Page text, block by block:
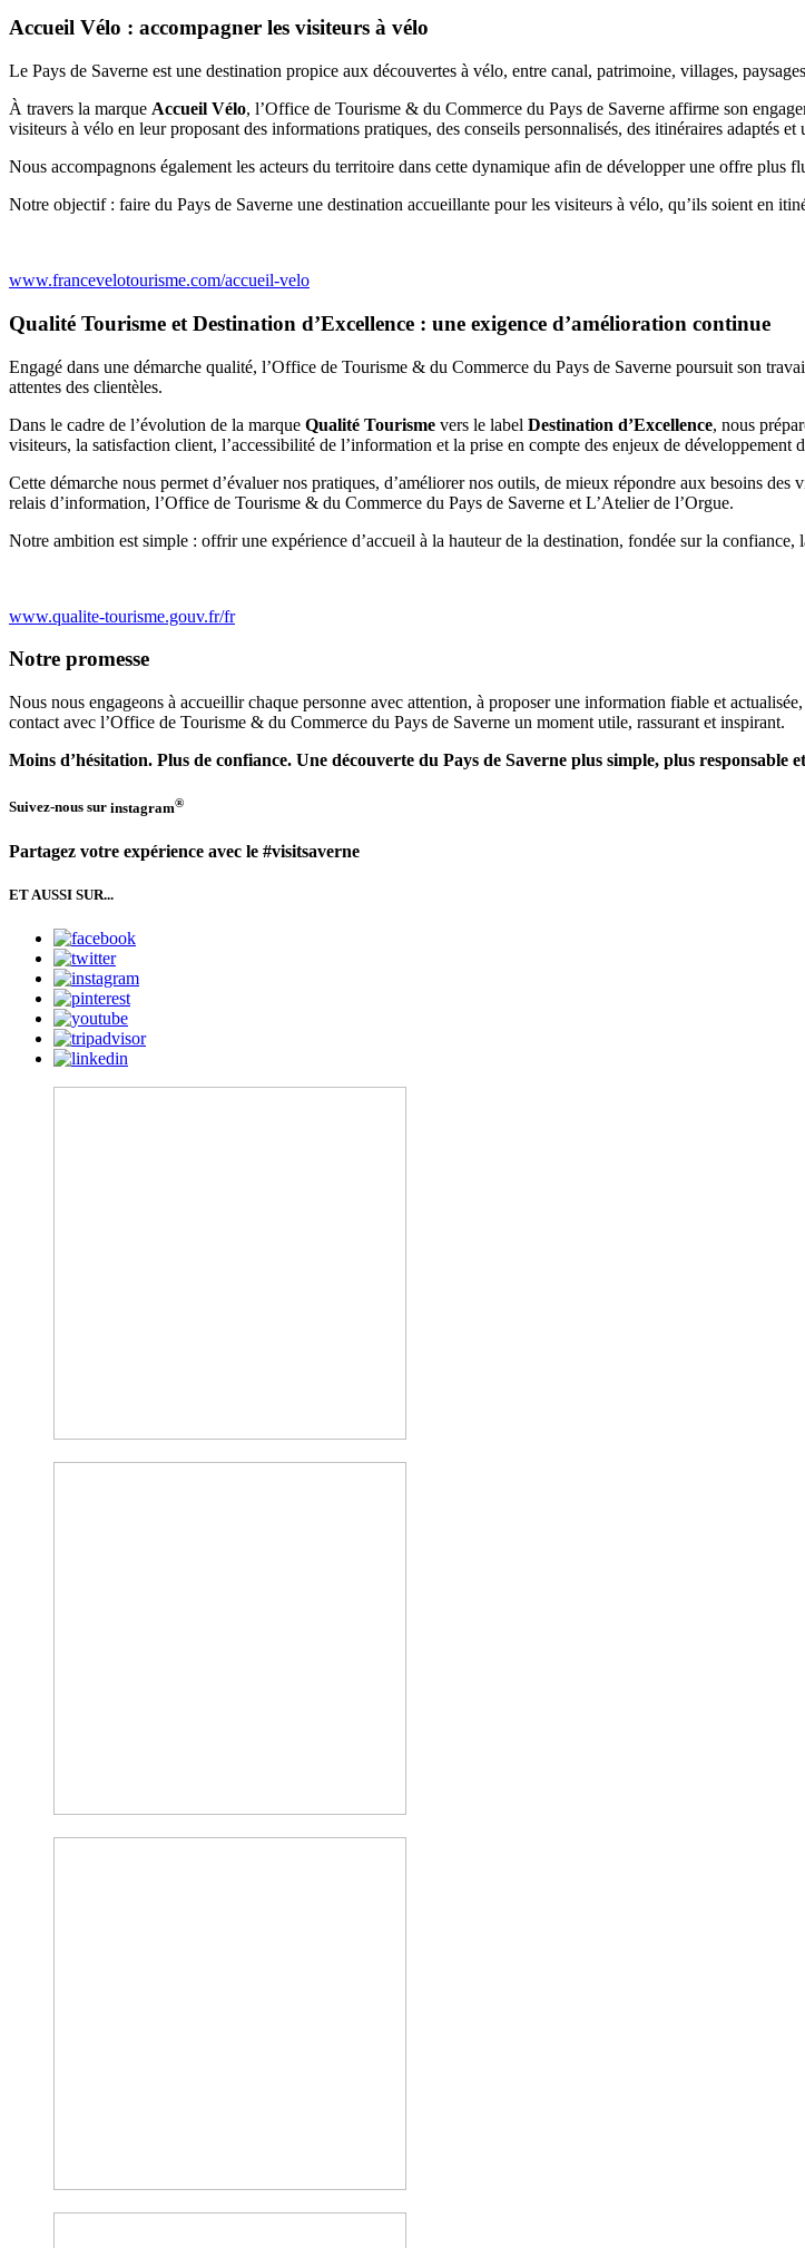
Accueil Vélo : accompagner les visiteurs à vélo
Le Pays de Saverne est une destination propice aux découvertes à vélo, entre canal, patrimoine, villages,
À travers la marque Accueil Vélo, l’Office de Tourisme & du Commerce du Pays de Saverne affirme son
visiteurs à vélo en leur proposant des informations pratiques, des conseils personnalisés, des itinéraires adaptés
Nous accompagnons également les acteurs du territoire dans cette dynamique afin de développer une offre plus
Notre objectif : faire du Pays de Saverne une destination accueillante pour les visiteurs à vélo, qu’ils soient en
www.francevelotourisme.com/accueil-velo
Qualité Tourisme et Destination d’Excellence : une exigence d’amélioration continue
Engagé dans une démarche qualité, l’Office de Tourisme & du Commerce du Pays de Saverne poursuit son
attentes des clientèles.
Dans le cadre de l’évolution de la marque Qualité Tourisme vers le label Destination d’Excellence, nous
visiteurs, la satisfaction client, l’accessibilité de l’information et la prise en compte des enjeux de développement
Cette démarche nous permet d’évaluer nos pratiques, d’améliorer nos outils, de mieux répondre aux besoins
relais d’information, l’Office de Tourisme & du Commerce du Pays de Saverne et L’Atelier de l’Orgue.
Notre ambition est simple : offrir une expérience d’accueil à la hauteur de la destination, fondée sur la
www.qualite-tourisme.gouv.fr/fr
Notre promesse
Nous nous engageons à accueillir chaque personne avec attention, à proposer une information fiable et
contact avec l’Office de Tourisme & du Commerce du Pays de Saverne un moment utile, rassurant et inspirant.
Moins d’hésitation. Plus de confiance. Une découverte du Pays de Saverne plus simple, plus responsable
Suivez-nous sur instagram®
Partagez votre expérience avec le #visitsaverne
ET AUSSI SUR...